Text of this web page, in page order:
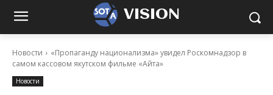
VISION
Новости
«Пропаганду национализма» увидел Роскомнадзор в
самом кассовом якутском фильме «Айта»
Новости